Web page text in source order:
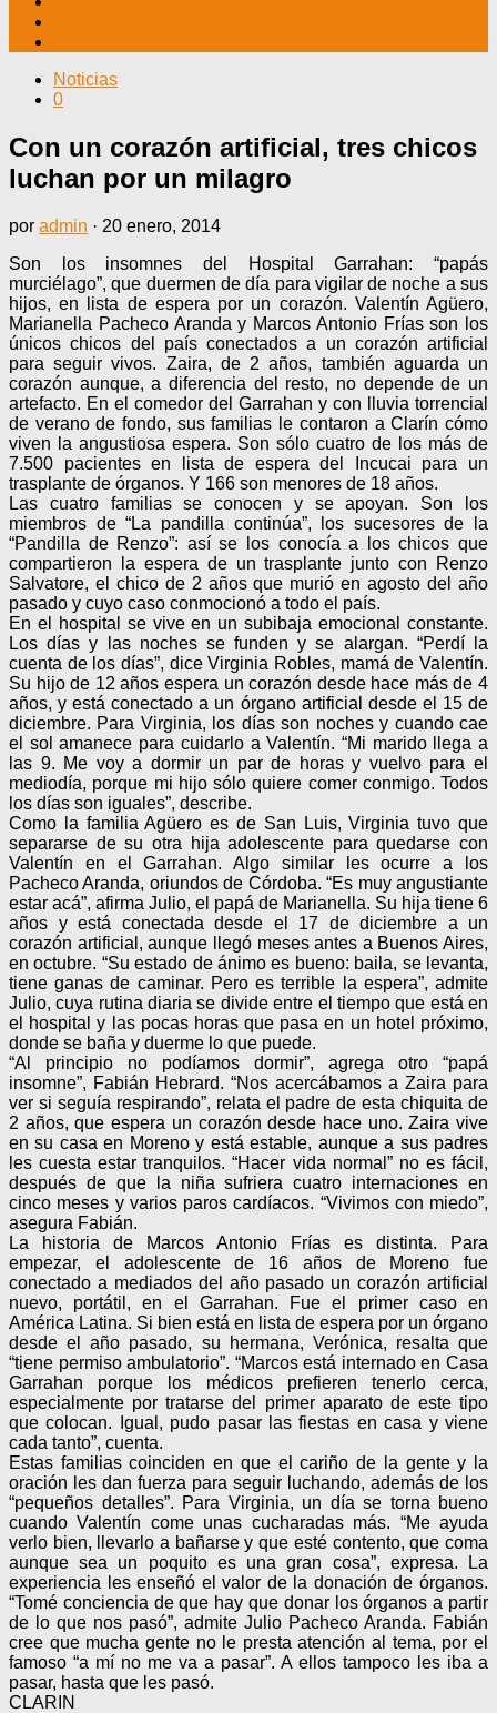
Noticias
0
Con un corazón artificial, tres chicos
luchan por un milagro
por admin · 20 enero, 2014
Son los insomnes del Hospital Garrahan: “papás
murciélago”, que duermen de día para vigilar de noche a sus
hijos, en lista de espera por un corazón. Valentín Agüero,
Marianella Pacheco Aranda y Marcos Antonio Frías son los
únicos chicos del país conectados a un corazón artificial
para seguir vivos. Zaira, de 2 años, también aguarda un
corazón aunque, a diferencia del resto, no depende de un
artefacto. En el comedor del Garrahan y con lluvia torrencial
de verano de fondo, sus familias le contaron a Clarín cómo
viven la angustiosa espera. Son sólo cuatro de los más de
7.500 pacientes en lista de espera del Incucai para un
trasplante de órganos. Y 166 son menores de 18 años.
Las cuatro familias se conocen y se apoyan. Son los
miembros de “La pandilla continúa”, los sucesores de la
“Pandilla de Renzo”: así se los conocía a los chicos que
compartieron la espera de un trasplante junto con Renzo
Salvatore, el chico de 2 años que murió en agosto del año
pasado y cuyo caso conmocionó a todo el país.
En el hospital se vive en un subibaja emocional constante.
Los días y las noches se funden y se alargan. “Perdí la
cuenta de los días”, dice Virginia Robles, mamá de Valentín.
Su hijo de 12 años espera un corazón desde hace más de 4
años, y está conectado a un órgano artificial desde el 15 de
diciembre. Para Virginia, los días son noches y cuando cae
el sol amanece para cuidarlo a Valentín. “Mi marido llega a
las 9. Me voy a dormir un par de horas y vuelvo para el
mediodía, porque mi hijo sólo quiere comer conmigo. Todos
los días son iguales”, describe.
Como la familia Agüero es de San Luis, Virginia tuvo que
separarse de su otra hija adolescente para quedarse con
Valentín en el Garrahan. Algo similar les ocurre a los
Pacheco Aranda, oriundos de Córdoba. “Es muy angustiante
estar acá”, afirma Julio, el papá de Marianella. Su hija tiene 6
años y está conectada desde el 17 de diciembre a un
corazón artificial, aunque llegó meses antes a Buenos Aires,
en octubre. “Su estado de ánimo es bueno: baila, se levanta,
tiene ganas de caminar. Pero es terrible la espera”, admite
Julio, cuya rutina diaria se divide entre el tiempo que está en
el hospital y las pocas horas que pasa en un hotel próximo,
donde se baña y duerme lo que puede.
“Al principio no podíamos dormir”, agrega otro “papá
insomne”, Fabián Hebrard. “Nos acercábamos a Zaira para
ver si seguía respirando”, relata el padre de esta chiquita de
2 años, que espera un corazón desde hace uno. Zaira vive
en su casa en Moreno y está estable, aunque a sus padres
les cuesta estar tranquilos. “Hacer vida normal” no es fácil,
después de que la niña sufriera cuatro internaciones en
cinco meses y varios paros cardíacos. “Vivimos con miedo”,
asegura Fabián.
La historia de Marcos Antonio Frías es distinta. Para
empezar, el adolescente de 16 años de Moreno fue
conectado a mediados del año pasado un corazón artificial
nuevo, portátil, en el Garrahan. Fue el primer caso en
América Latina. Si bien está en lista de espera por un órgano
desde el año pasado, su hermana, Verónica, resalta que
“tiene permiso ambulatorio”. “Marcos está internado en Casa
Garrahan porque los médicos prefieren tenerlo cerca,
especialmente por tratarse del primer aparato de este tipo
que colocan. Igual, pudo pasar las fiestas en casa y viene
cada tanto”, cuenta.
Estas familias coinciden en que el cariño de la gente y la
oración les dan fuerza para seguir luchando, además de los
“pequeños detalles”. Para Virginia, un día se torna bueno
cuando Valentín come unas cucharadas más. “Me ayuda
verlo bien, llevarlo a bañarse y que esté contento, que coma
aunque sea un poquito es una gran cosa”, expresa. La
experiencia les enseñó el valor de la donación de órganos.
“Tomé conciencia de que hay que donar los órganos a partir
de lo que nos pasó”, admite Julio Pacheco Aranda. Fabián
cree que mucha gente no le presta atención al tema, por el
famoso “a mí no me va a pasar”. A ellos tampoco les iba a
pasar, hasta que les pasó.
CLARIN